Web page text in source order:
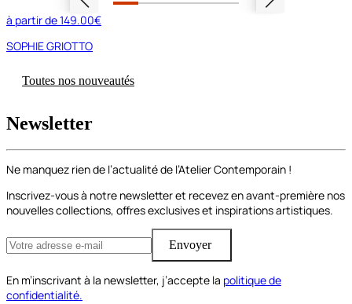
à partir de149.00€
SOPHIE GRIOTTO
Toutes nos nouveautés
Newsletter
Ne manquez rien de l’actualité de l’Atelier Contemporain !
Inscrivez-vous à notre newsletter et recevez en avant-première nos
nouvelles collections, offres exclusives et inspirations artistiques.
Envoyer
En m’inscrivant à la newsletter, j’accepte la politique de
confidentialité.